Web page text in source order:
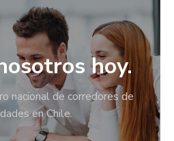
hoy.
nacional de corredores de
en Chile.